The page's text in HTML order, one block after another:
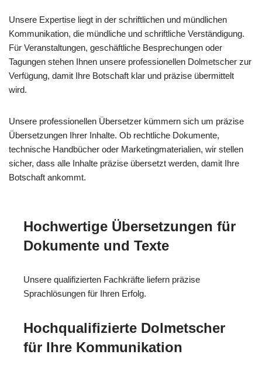
Unsere Expertise liegt in der schriftlichen und mündlichen
Kommunikation, die mündliche und schriftliche Verständigung.
Für Veranstaltungen, geschäftliche Besprechungen oder
Tagungen stehen Ihnen unsere professionellen Dolmetscher zur
Verfügung, damit Ihre Botschaft klar und präzise übermittelt
wird.
Unsere professionellen Übersetzer kümmern sich um präzise
Übersetzungen Ihrer Inhalte. Ob rechtliche Dokumente,
technische Handbücher oder Marketingmaterialien, wir stellen
sicher, dass alle Inhalte präzise übersetzt werden, damit Ihre
Botschaft ankommt.
Hochwertige Übersetzungen für
Dokumente und Texte
Unsere qualifizierten Fachkräfte liefern präzise
Sprachlösungen für Ihren Erfolg.
Hochqualifizierte Dolmetscher
für Ihre Kommunikation